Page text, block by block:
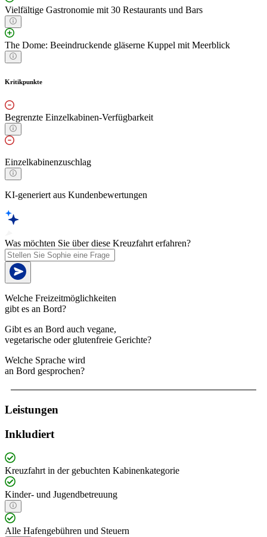
Vielfältige Gastronomie mit 30 Restaurants und Bars
The Dome: Beeindruckende gläserne Kuppel mit Meerblick
Kritikpunkte
Begrenzte Einzelkabinen-Verfügbarkeit
Einzelkabinenzuschlag
KI-generiert aus Kundenbewertungen
Was möchten Sie über diese Kreuzfahrt erfahren?
Welche Freizeitmöglichkeiten
gibt es an Bord?
Gibt es an Bord auch vegane,
vegetarische oder glutenfreie Gerichte?
Welche Sprache wird
an Bord gesprochen?
Leistungen
Inkludiert
Kreuzfahrt in der gebuchten Kabinenkategorie
Kinder- und Jugendbetreuung
Alle Hafengebühren und Steuern